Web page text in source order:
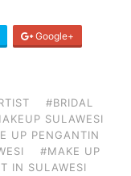
Google+
#BRIDAL
SULAWESI
UP PENGANTIN
#MAKE UP
IN SULAWESI